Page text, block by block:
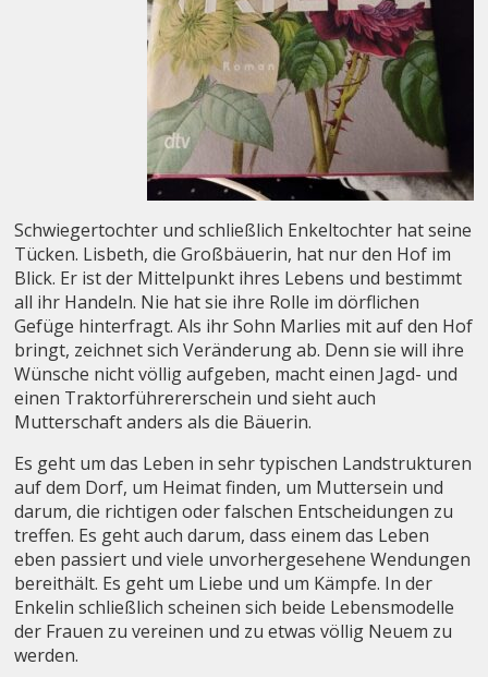
Schwiegertochter und schließlich Enkeltochter hat seine
Tücken. Lisbeth, die Großbäuerin, hat nur den Hof im
Blick. Er ist der Mittelpunkt ihres Lebens und bestimmt
all ihr Handeln. Nie hat sie ihre Rolle im dörflichen
Gefüge hinterfragt. Als ihr Sohn Marlies mit auf den Hof
bringt, zeichnet sich Veränderung ab. Denn sie will ihre
Wünsche nicht völlig aufgeben, macht einen Jagd- und
einen Traktorführererschein und sieht auch
Mutterschaft anders als die Bäuerin.
Es geht um das Leben in sehr typischen Landstrukturen
auf dem Dorf, um Heimat finden, um Muttersein und
darum, die richtigen oder falschen Entscheidungen zu
treffen. Es geht auch darum, dass einem das Leben
eben passiert und viele unvorhergesehene Wendungen
bereithält. Es geht um Liebe und um Kämpfe. In der
Enkelin schließlich scheinen sich beide Lebensmodelle
der Frauen zu vereinen und zu etwas völlig Neuem zu
werden.